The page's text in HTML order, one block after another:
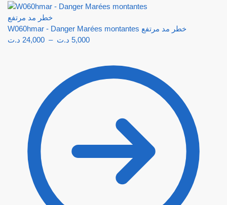
W060hmar - Danger Marées montantes خطر مد مرتفع
5,000 د.ت –
24,000 د.ت